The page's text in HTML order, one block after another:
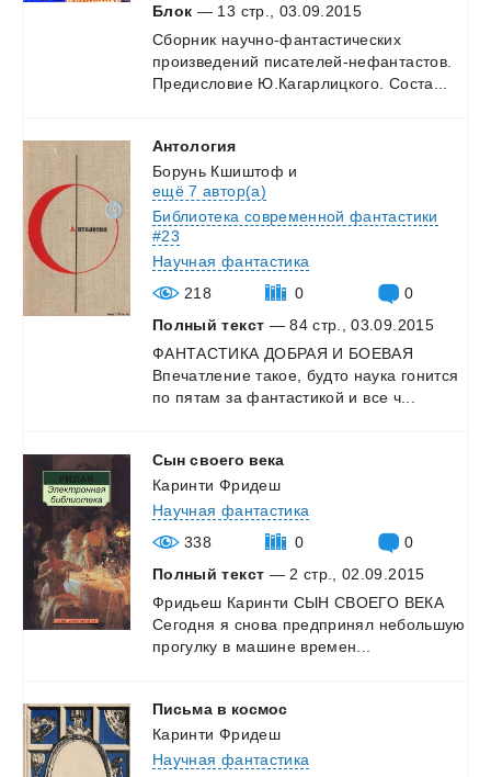
Блок — 13 стр., 03.09.2015
Сборник научно-фантастических
произведений писателей-нефантастов.
Предисловие Ю.Кагарлицкого. Соста...
Антология
Борунь Кшиштоф и
ещё 7 автор(а)
Библиотека современной фантастики
#23
Научная фантастика
218
0
0
Полный текст — 84 стр., 03.09.2015
ФАНТАСТИКА ДОБРАЯ И БОЕВАЯ
Впечатление такое, будто наука гонится
по пятам за фантастикой и все ч...
Сын своего века
Каринти Фридеш
Научная фантастика
338
0
0
Полный текст — 2 стр., 02.09.2015
Фридьеш Каринти СЫН СВОЕГО ВЕКА
Сегодня я снова предпринял небольшую
прогулку в машине времен...
Письма в космос
Каринти Фридеш
Научная фантастика